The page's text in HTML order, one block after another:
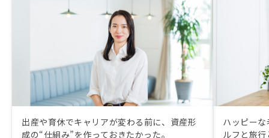
出産や育休でキャリアが変わる前に、資産形
成の“仕組み”を作っておきたかった。
ハッピー
ルフと旅